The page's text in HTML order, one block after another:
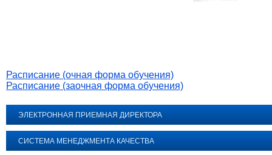
Расписание (очная форма обучения)
Расписание (заочная форма обучения)
ЭЛЕКТРОННАЯ ПРИЕМНАЯ ДИРЕКТОРА
СИСТЕМА МЕНЕДЖМЕНТА КАЧЕСТВА